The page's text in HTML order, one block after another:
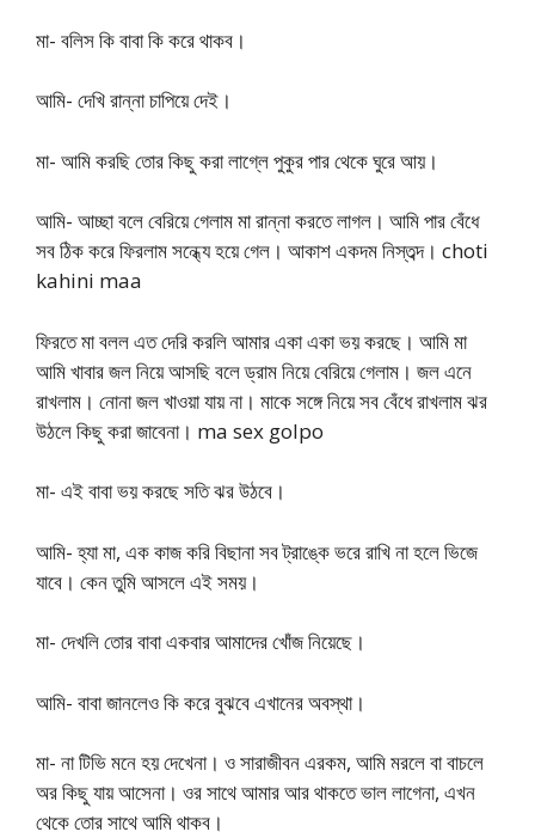
মা- বলিস কি বাবা কি করে থাকব।
আমি- দেখি রান্না চাপিয়ে দেই।
মা- আমি করছি তোর কিছু করা লাগ্লে পুকুর পার থেকে ঘুরে আয়।
আমি- আচ্ছা বলে বেরিয়ে গেলাম মা রান্না করতে লাগল। আমি পার বেঁধে
সব ঠিক করে ফিরলাম সন্ধ্যে হয়ে গেল। আকাশ একদম নিস্তব্দ। choti
kahini maa
ফিরতে মা বলল এত দেরি করলি আমার একা একা ভয় করছে। আমি মা
আমি খাবার জল নিয়ে আসছি বলে ড্রাম নিয়ে বেরিয়ে গেলাম। জল এনে
রাখলাম। নোনা জল খাওয়া যায় না। মাকে সঙ্গে নিয়ে সব বেঁধে রাখলাম ঝর
উঠলে কিছু করা জাবেনা। ma sex golpo
মা- এই বাবা ভয় করছে সতি ঝর উঠবে।
আমি- হ্যা মা, এক কাজ করি বিছানা সব ট্রাঙ্কে ভরে রাখি না হলে ভিজে
যাবে। কেন তুমি আসলে এই সময়।
মা- দেখলি তোর বাবা একবার আমাদের খোঁজ নিয়েছে।
আমি- বাবা জানলেও কি করে বুঝবে এখানের অবস্থা।
মা- না টিভি মনে হয় দেখেনা। ও সারাজীবন এরকম, আমি মরলে বা বাচলে
অর কিছু যায় আসেনা। ওর সাথে আমার আর থাকতে ভাল লাগেনা, এখন
থেকে তোর সাথে আমি থাকব।